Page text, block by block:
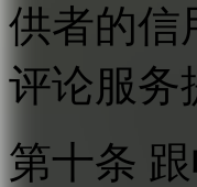
供者的信
评论服务
第十条